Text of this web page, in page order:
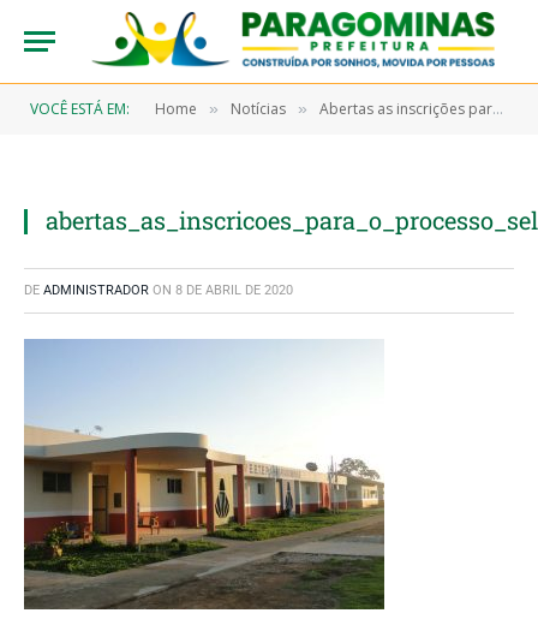
VOCÊ ESTÁ EM: Home » Notícias » Abertas as inscrições para o Processo Seletivo da EETEPA Paragominas
DE ADMINISTRADOR ON 8 DE ABRIL DE 2020